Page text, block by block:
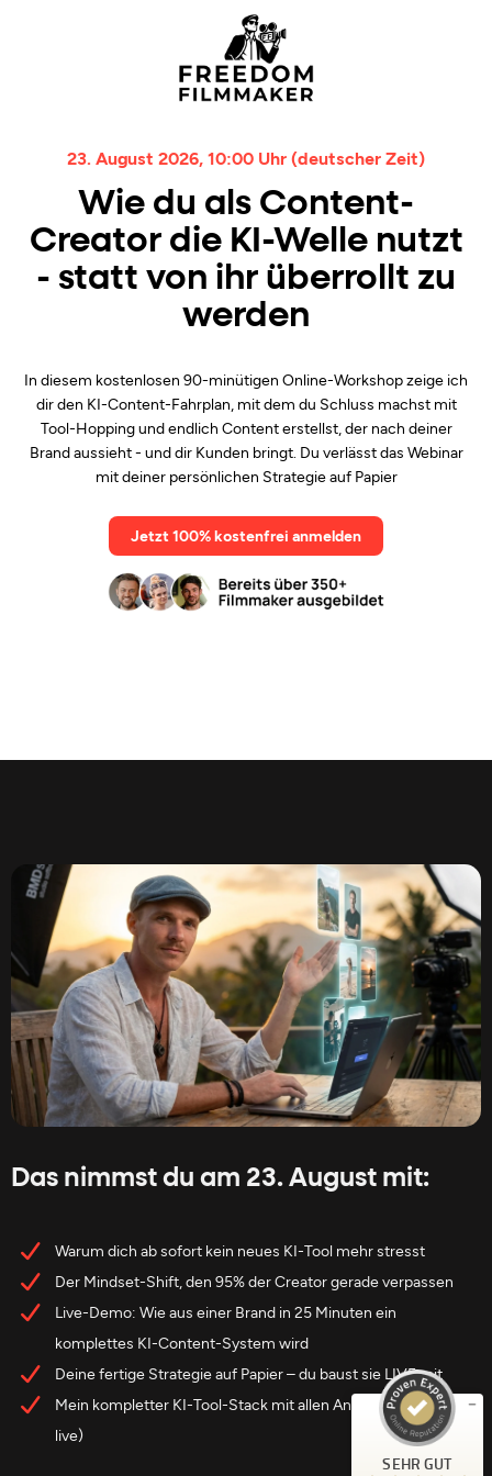
23. August 2026, 10:00 Uhr (deutscher Zeit)
Wie du als Content-
Creator die KI-Welle nutzt
- statt von ihr überrollt zu
werden
In diesem kostenlosen 90-minütigen Online-Workshop zeige ich
dir den KI-Content-Fahrplan, mit dem du Schluss machst mit
Tool-Hopping und endlich Content erstellst, der nach deiner
Brand aussieht - und dir Kunden bringt. Du verlässt das Webinar
mit deiner persönlichen Strategie auf Papier
Jetzt 100% kostenfrei anmelden
Das nimmst du am 23. August mit:
Warum dich ab sofort kein neues KI-Tool mehr stresst
Der Mindset-Shift, den 95% der Creator gerade verpassen
Live-Demo: Wie aus einer Brand in 25 Minuten ein
komplettes KI-Content-System wird
Deine fertige Strategie auf Papier – du baust sie LIVE mit
Mein kompletter KI-Tool-Stack mit allen Anbietern (gibt's nur
live)
SEHR GUT
Kundenbewertungen und Erfahrungen zu
Freedom Filmmaker - Jannis Riebschläger
ProvenExpert.com
SEHR GUT
4,95
/
5,00
84
Bewertungen auf
ProvenExpert.com